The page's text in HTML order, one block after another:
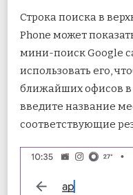
Строка поиска в
Phone может
мини-поиск Google
использовать его,
ближайших офисов в
введите название
соответствующие